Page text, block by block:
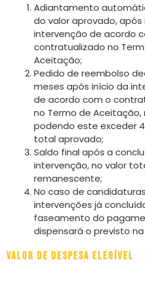
Adiantamento
do valor aprovado, após
intervenção de acordo
contratualizado no
Aceitação;
Pedido de reembolso
meses após início da
de acordo com o
no Termo de Aceitação,
podendo este exceder
total aprovado;
Saldo final após a
intervenção, no valor
remanescente;
No caso de
intervenções já
faseamento do
dispensará o previsto
Valor de despesa elegível